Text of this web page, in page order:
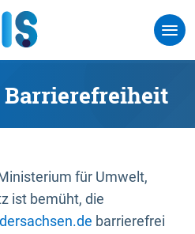
für Umwelt,
ist bemüht, die
barrierefrei